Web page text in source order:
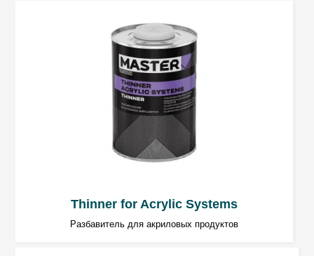
наполняющей и изолирующей
ок. 20 мин. / 20°C для нанесения
методом «мокрым по мокрому
Количество слоёв
Версия для шлифования: 1 ÷ 2 слоя
Версия изолирующая
Thinner for Acrylic Systems
Разбавитель для акриловых продуктов